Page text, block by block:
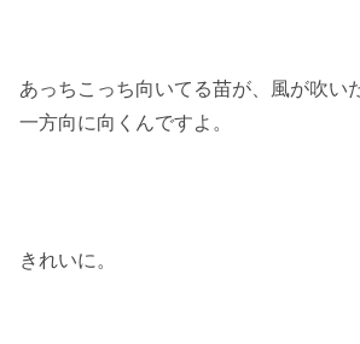
あっちこっち向いてる苗が、風が吹い
一方向に向くんですよ。
きれいに。